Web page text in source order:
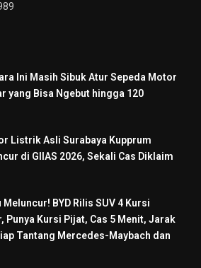
Ini Masih Sibuk Atur Sepeda Motor
yang Bisa Ngebut hingga 120
Listrik Asli Surabaya Kupprum
di GIIAS 2026, Sekali Cas Diklaim
Meluncur! BYD Rilis SUV 4 Kursi
Punya Kursi Pijat, Cas 5 Menit, Jarak
Tantang Mercedes-Maybach dan